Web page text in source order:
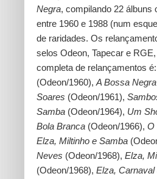
Negra, compilando 22 álbuns
entre 1960 e 1988 (num
de raridades. Os
selos Odeon, Tapecar e
completa de relançamentos é:
(Odeon/1960), A Bossa Negra
Soares (Odeon/1961),
Samba (Odeon/1964), Um
Bola Branca (Odeon/1966), O
Elza, Miltinho e Samba
Neves (Odeon/1968), Elza,
(Odeon/1968), Elza,